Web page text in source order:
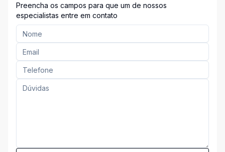
Preencha os campos para que um de nossos
especialistas entre em contato